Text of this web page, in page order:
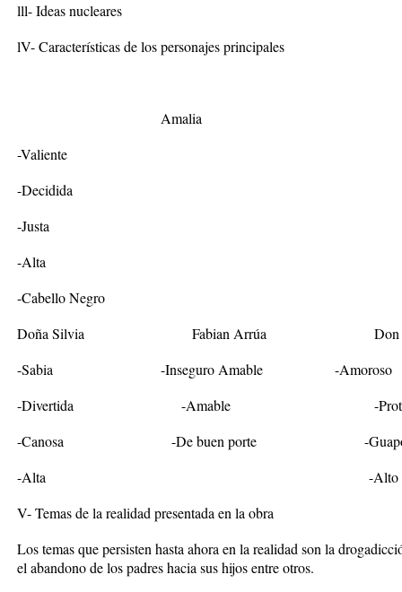
lll- Ideas nucleares
lV- Características de los personajes principales
Amalia
-Valiente
-Decidida
-Justa
-Alta
-Cabello Negro
Doña Silvia Fabian Arrúa Don
-Sabia -Inseguro Amable -Amoroso
-Divertida -Amable -
-Canosa -De buen porte -
-Alta -Alto
V- Temas de la realidad presentada en la obra
Los temas que persisten hasta ahora en la realidad son la
el abandono de los padres hacia sus hijos entre otros.